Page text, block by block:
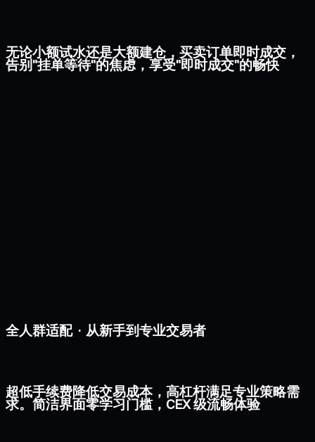
无论小额试水还是大额建仓，买卖订单即时成交，
告别"挂单等待"的焦虑，享受"即时成交"的畅快
全人群适配 · 从新手到专业交易者
超低手续费降低交易成本，高杠杆满足专业策略需
求。简洁界面零学习门槛，CEX 级流畅体验